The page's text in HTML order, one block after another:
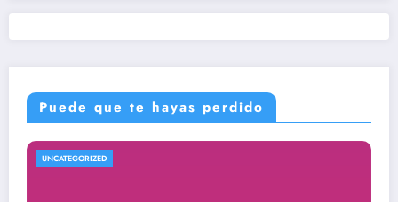
Puede que te hayas perdido
UNCATEGORIZED